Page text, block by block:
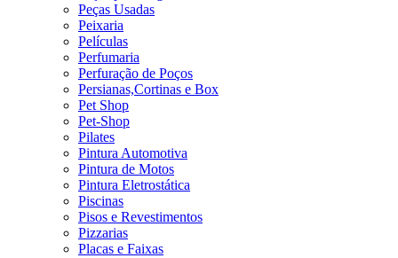
Peças Usadas
Peixaria
Películas
Perfumaria
Perfuração de Poços
Persianas,Cortinas e Box
Pet Shop
Pet-Shop
Pilates
Pintura Automotiva
Pintura de Motos
Pintura Eletrostática
Piscinas
Pisos e Revestimentos
Pizzarias
Placas e Faixas